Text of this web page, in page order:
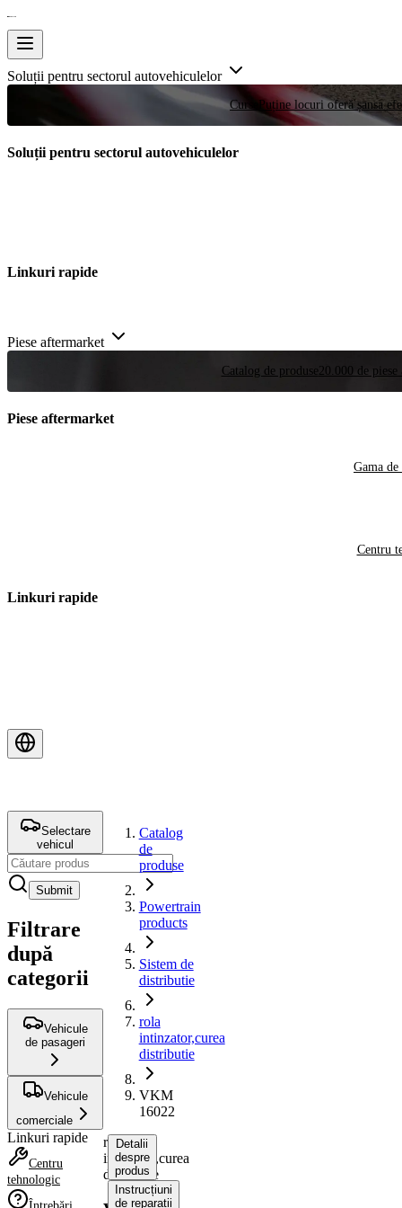
Soluții pentru sectorul autovehiculelor
Curse Puține locuri oferă șansa
Soluții pentru sectorul autovehiculelor
Linkuri rapide
Piese aftermarket
Catalog de produse 20.000 de
Piese aftermarket
Gama de
Centru
Linkuri rapide
Selectare
vehicul
Submit
Filtrare
după
categorii
Vehicule
de pasageri
Vehicule
comerciale
Linkuri rapide
Centru
tehnologic
Catalog
de
produse
Powertrain
products
Sistem de
distributie
rola
intinzator,curea
distributie
VKM
16022
rola
intinzator,curea
distributie
Detalii
despre
produs
Instrucțiuni
de reparații